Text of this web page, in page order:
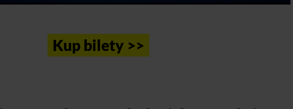
Kup bilety >>